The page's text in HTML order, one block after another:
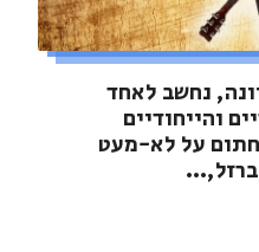
נחשב לאחד
והייחודיים
על לא-מעט